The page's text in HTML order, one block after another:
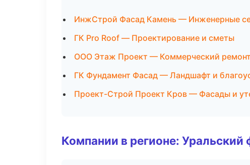
ИнжСтрой Фасад Камень — Инженерные
ГК Pro Roof — Проектирование и сметы
ООО Этаж Проект — Коммерческий ремонт
ГК Фундамент Фасад — Ландшафт и
Проект-Строй Проект Кров — Фасады и
Компании в регионе: